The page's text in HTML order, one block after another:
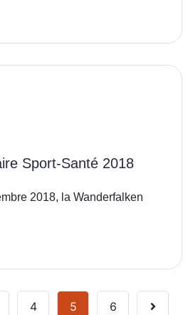
Sport-Santé 2018
2018, la Wanderfalken
4 5 6